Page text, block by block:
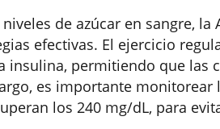
de azúcar en sangre, la
efectivas. El ejercicio
insulina, permitiendo que las
es importante monitorear
los 240 mg/dL, para